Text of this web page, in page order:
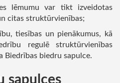
lēmumu var tikt izveidotas
citas struktūrvienības;
tiesības un pienākumus, kā
regulē struktūrvienības
Biedrības biedru sapulce.
sapulces